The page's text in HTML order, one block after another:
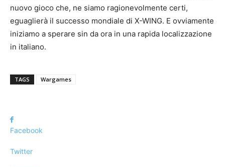
nuovo gioco che, ne siamo ragionevolmente certi,
eguaglierà il successo mondiale di X-WING. E ovviamente
iniziamo a sperare sin da ora in una rapida localizzazione
in italiano.
TAGS Wargames
Facebook
Twitter